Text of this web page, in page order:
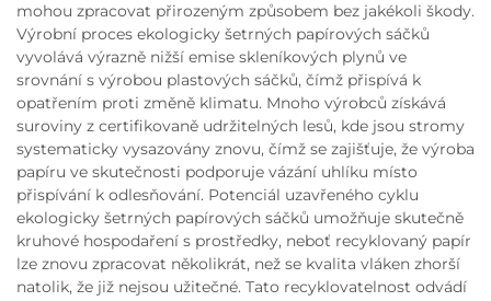
mohou zpracovat přirozeným způsobem bez jakékoli škody.
Výrobní proces ekologicky šetrných papírových sáčků
vyvolává výrazně nižší emise skleníkových plynů ve
srovnání s výrobou plastových sáčků, čímž přispívá k
opatřením proti změně klimatu. Mnoho výrobců získává
suroviny z certifikovaně udržitelných lesů, kde jsou stromy
systematicky vysazovány znovu, čímž se zajišťuje, že výroba
papíru ve skutečnosti podporuje vázání uhlíku místo
přispívání k odlesňování. Potenciál uzavřeného cyklu
ekologicky šetrných papírových sáčků umožňuje skutečně
kruhové hospodaření s prostředky, neboť recyklovaný papír
lze znovu zpracovat několikrát, než se kvalita vláken zhorší
natolik, že již nejsou užitečné. Tato recyklovatelnost odvádí